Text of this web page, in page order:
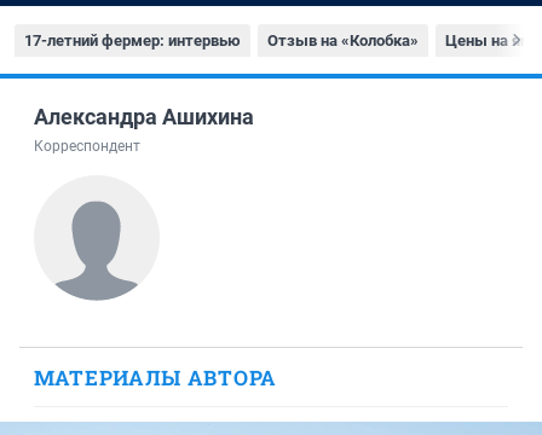
17-летний фермер: интервью Отзыв на «Колобка» Цены на
Александра Ашихина
Корреспондент
МАТЕРИАЛЫ АВТОРА